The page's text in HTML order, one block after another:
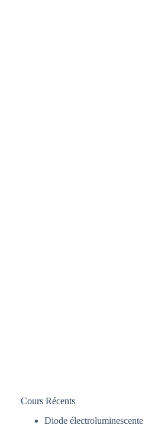
Cours Récents
Diode